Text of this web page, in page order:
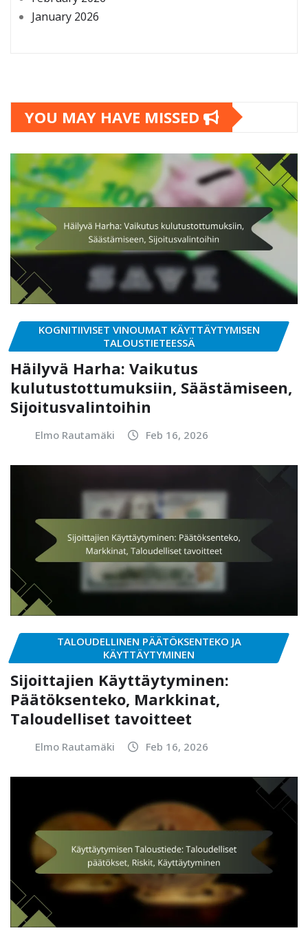
January 2026
YOU MAY HAVE MISSED
KOGNITIIVISET VINOUMAT KÄYTTÄYTYMISEN
TALOUSTIETEESSÄ
Häilyvä Harha: Vaikutus
kulutustottumuksiin, Säästämiseen,
Sijoitusvalintoihin
Elmo Rautamäki Feb 16, 2026
TALOUDELLINEN PÄÄTÖKSENTEKO JA
KÄYTTÄYTYMINEN
Sijoittajien Käyttäytyminen:
Päätöksenteko, Markkinat,
Taloudelliset tavoitteet
Elmo Rautamäki Feb 16, 2026